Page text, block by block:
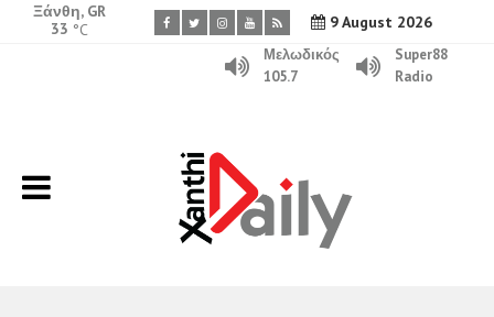
9 August 2026
Ξάνθη, GR
33 °C
Μελωδικός
105.7
Super88
Radio